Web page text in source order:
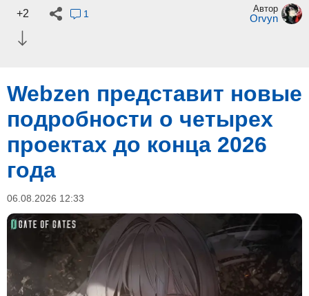
+2 1 Автор
Orvyn
Webzen представит новые
подробности о четырех
проектах до конца 2026
года
06.08.2026 12:33